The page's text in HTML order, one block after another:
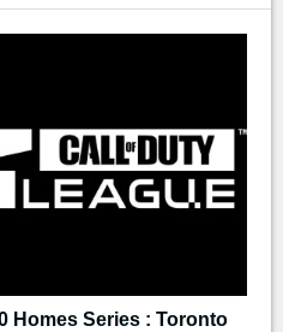
Homes Series : Toronto